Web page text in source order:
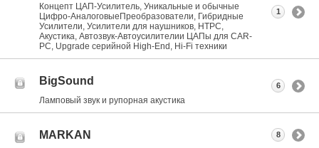
Концепт ЦАП-Усилитель, Уникальные и обычные
Цифро-АналоговыеПреобразователи, Гибридные
Усилители, Усилители для наушников, HTPC,
Акустика, Автозвук-Автоусилителии ЦАПы для CAR-
PC, Upgrade серийной High-End, Hi-Fi техники
1
BigSound
Ламповый звук и рупорная акустика
6
MARKAN 8